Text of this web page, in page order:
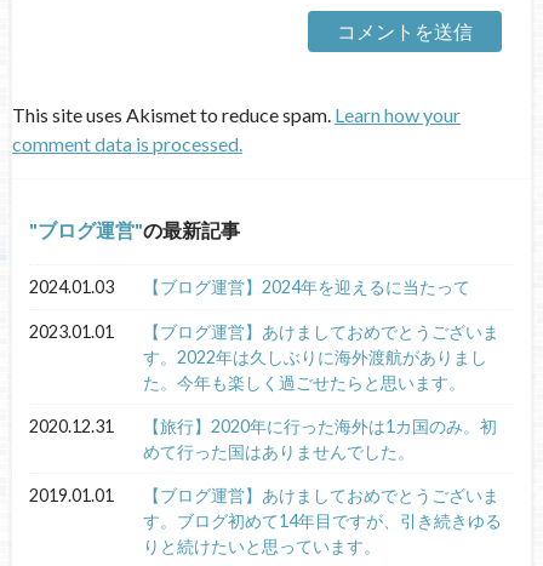
This site uses Akismet to reduce spam. Learn how your
comment data is processed.
ブログ運営 の最新記事
2024.01.03 【ブログ運営】2024年を迎えるに当たって
2023.01.01
【ブログ運営】あけましておめでとうございま
す。2022年は久しぶりに海外渡航がありまし
た。今年も楽しく過ごせたらと思います。
2020.12.31
【旅行】2020年に行った海外は1カ国のみ。初
めて行った国はありませんでした。
2019.01.01
【ブログ運営】あけましておめでとうございま
す。ブログ初めて14年目ですが、引き続きゆる
りと続けたいと思っています。